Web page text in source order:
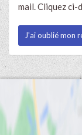
mail. Cliquez ci-
J'ai oublié mon